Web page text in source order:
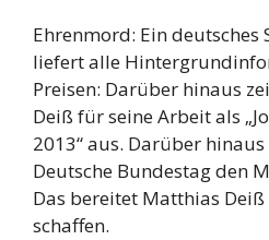
Ehrenmord: Ein deutsches
liefert alle
Preisen: Darüber hinaus
Deiß für seine Arbeit als
2013“ aus. Darüber
Deutsche Bundestag den
Das bereitet Matthias
schaffen.